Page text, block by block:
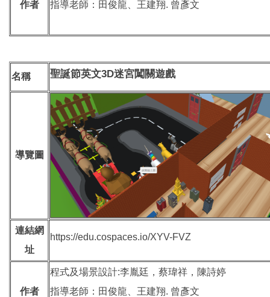
作者
指導老師：田俊龍、王建翔. 曾彥文
名稱 聖誕節英文3D迷宮闖關遊戲
導覽圖
連結網
址
https://edu.cospaces.io/XYV-FVZ
作者
程式及場景設計:李胤廷，蔡瑋祥，陳詩婷
指導老師：田俊龍、王建翔. 曾彥文